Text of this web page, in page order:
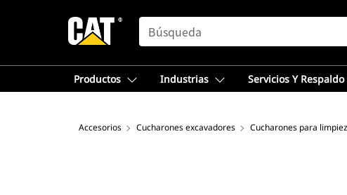
SEARCH
Productos Industrias Servicios Y Respaldo
Accesorios Cucharones excavadores